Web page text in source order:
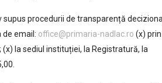
procedurii de transparență
de email: office@primaria-nadlac.ro (x) prin
la sediul instituției, la Registratură, la